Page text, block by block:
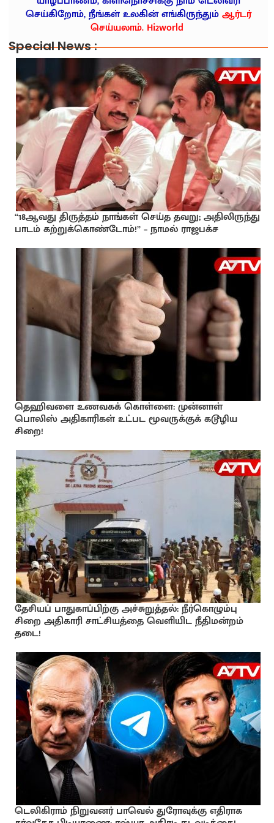
செய்கிறோம், நீங்கள் உலகின் எங்கிருந்தும்ஆர்டர்
செய்யலாம். Hi2world
Special News :
“18ஆவது திருத்தம் நாங்கள் செய்த தவறு; அதிலிருந்து
பாடம் கற்றுக்கொண்டோம்!” – நாமல் ராஜபக்ச
தெஹிவளை உணவகக் கொள்ளை: முன்னாள்
பொலிஸ் அதிகாரிகள் உட்பட மூவருக்குக் கடூழிய
சிறை!
தேசியப் பாதுகாப்பிற்கு அச்சுறுத்தல்: நீர்கொழும்பு
சிறை அதிகாரி சாட்சியத்தை வெளியிட நீதிமன்றம்
தடை!
டெலிகிராம் நிறுவனர் பாவெல் துரோவுக்கு எதிராக